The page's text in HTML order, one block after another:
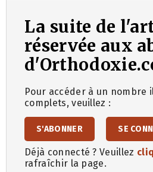
La suite de
réservée aux
Pour accéder à un nombre
complets, veuillez :
S'ABONNER SE
Déjà connecté ? Veuillez
rafraîchir la page.